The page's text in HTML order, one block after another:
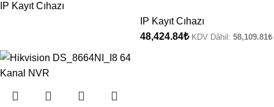
IP Kayıt Cıhazı
IP Kayıt Cıhazı
48,424.84₺ KDV Dâhil: 58,109.81₺